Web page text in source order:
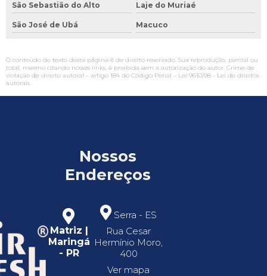
São Sebastião do Alto Laje do Muriaé
São José de Ubá Macuco
O conteúdo do texto desta página é de direito reservado. Sua reprodução, parcial ou
total, mesmo citando nossos links, é proibida sem a autorização do autor. Crime de
violação de direito autoral – artigo 184 do Código Penal – Lei 9610/98 - Lei de direitos
autorais.
Nossos
Endereços
Matriz |
Maringá
- PR
Serra - ES
Rua Cesar
Hermínio Moro,
400
Ver mapa